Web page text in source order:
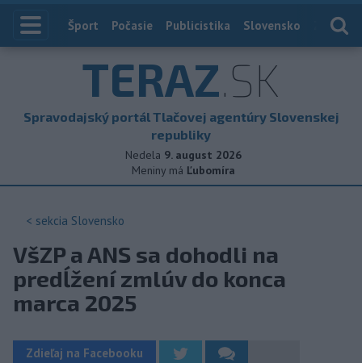
Index
Šport Počasie Publicistika Slovensko
TERAZ.SK
Spravodajský portál Tlačovej agentúry Slovenskej
republiky
Nedela 9. august 2026
Meniny má Ľubomíra
< sekcia Slovensko
VšZP a ANS sa dohodli na
predĺžení zmlúv do konca
marca 2025
Zdieľaj na Facebooku